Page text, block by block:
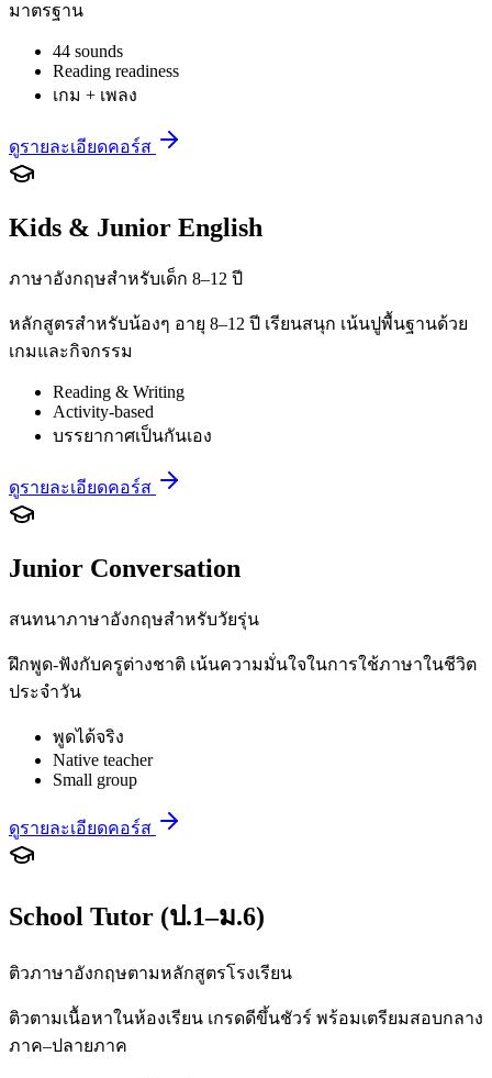
มาตรฐาน
44 sounds
Reading readiness
เกม + เพลง
ดูรายละเอียดคอร์ส
Kids & Junior English
ภาษาอังกฤษสำหรับเด็ก 8–12 ปี
หลักสูตรสำหรับน้องๆ อายุ 8–12 ปี เรียนสนุก เน้นปูพื้นฐานด้วย
เกมและกิจกรรม
Reading & Writing
Activity-based
บรรยากาศเป็นกันเอง
ดูรายละเอียดคอร์ส
Junior Conversation
สนทนาภาษาอังกฤษสำหรับวัยรุ่น
ฝึกพูด-ฟังกับครูต่างชาติ เน้นความมั่นใจในการใช้ภาษาในชีวิต
ประจำวัน
พูดได้จริง
Native teacher
Small group
ดูรายละเอียดคอร์ส
School Tutor (ป.1–ม.6)
ติวภาษาอังกฤษตามหลักสูตรโรงเรียน
ติวตามเนื้อหาในห้องเรียน เกรดดีขึ้นชัวร์ พร้อมเตรียมสอบกลาง
ภาค–ปลายภาค